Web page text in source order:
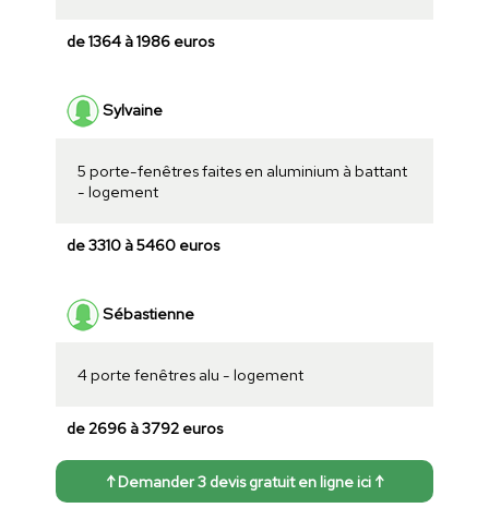
de 1364 à 1986 euros
Sylvaine
5 porte-fenêtres faites en aluminium à battant
- logement
de 3310 à 5460 euros
Sébastienne
4 porte fenêtres alu - logement
de 2696 à 3792 euros
↑ Demander 3 devis gratuit en ligne ici ↑